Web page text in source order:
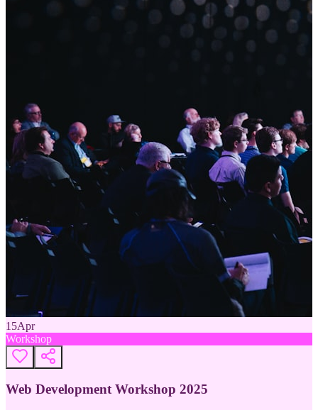
15Apr
Workshop
Web Development Workshop 2025